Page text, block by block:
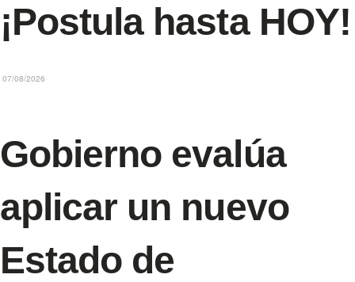
¡Postula hasta HOY!
07/08/2026
Gobierno evalúa
aplicar un nuevo
Estado de